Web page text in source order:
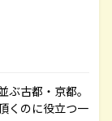
古都・京都。
くのに役立つ一